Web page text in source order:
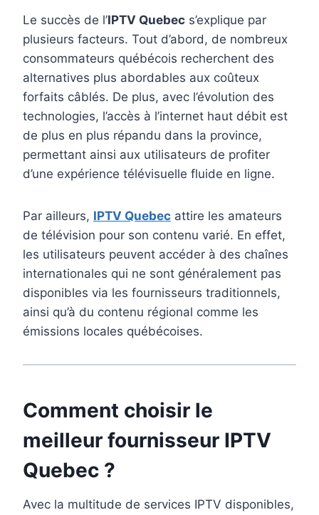
Le succès de l’IPTV Quebec s’explique par
plusieurs facteurs. Tout d’abord, de nombreux
consommateurs québécois recherchent des
alternatives plus abordables aux coûteux
forfaits câblés. De plus, avec l’évolution des
technologies, l’accès à l’internet haut débit est
de plus en plus répandu dans la province,
permettant ainsi aux utilisateurs de profiter
d’une expérience télévisuelle fluide en ligne.
Par ailleurs, IPTV Quebec attire les amateurs
de télévision pour son contenu varié. En effet,
les utilisateurs peuvent accéder à des chaînes
internationales qui ne sont généralement pas
disponibles via les fournisseurs traditionnels,
ainsi qu’à du contenu régional comme les
émissions locales québécoises.
Comment choisir le
meilleur fournisseur IPTV
Quebec ?
Avec la multitude de services IPTV disponibles,